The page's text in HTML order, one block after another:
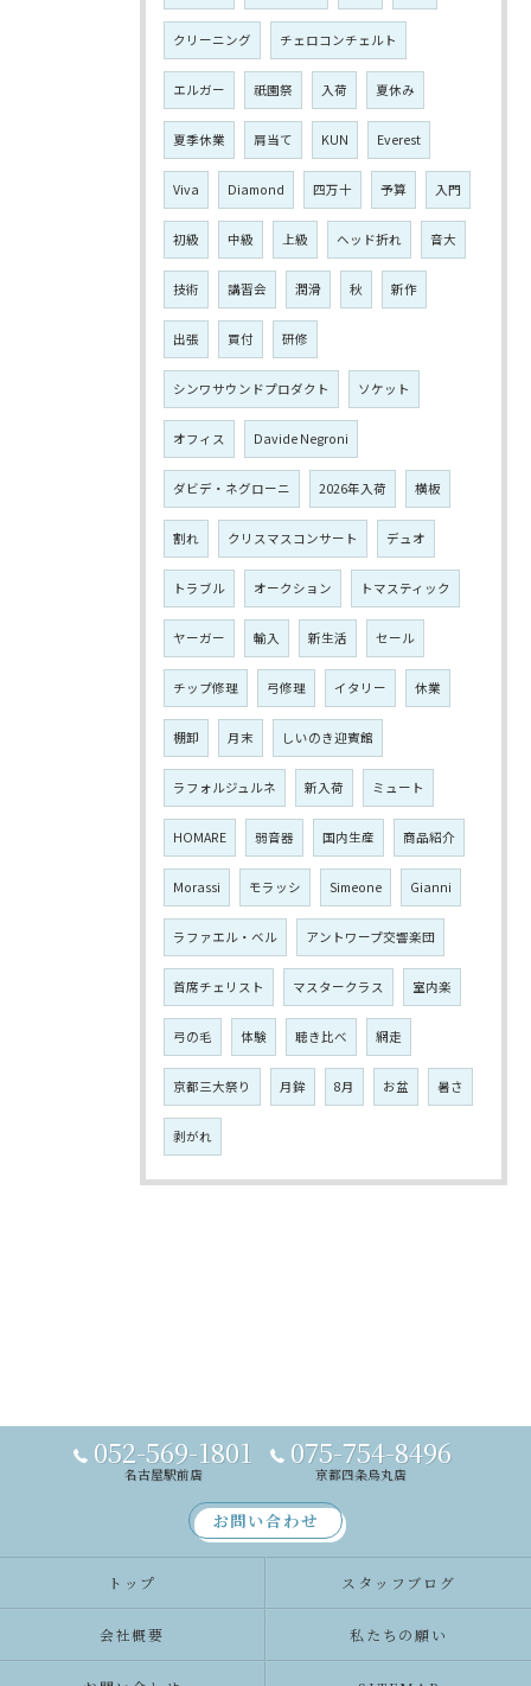
クリーニング チェロコンチェルト
エルガー 祇園祭 入荷 夏休み
夏季休業 肩当て KUN Everest
Viva Diamond 四万十 予算 入門
初級 中級 上級 ヘッド折れ 音大
技術 講習会 潤滑 秋 新作
出張 買付 研修
シンワサウンドプロダクト ソケット
オフィス Davide Negroni
ダビデ・ネグローニ 2026年入荷 横板
割れ クリスマスコンサート デュオ
トラブル オークション トマスティック
ヤーガー 輸入 新生活 セール
チップ修理 弓修理 イタリー 休業
棚卸 月末 しいのき迎賓館
ラフォルジュルネ 新入荷 ミュート
HOMARE 弱音器 国内生産 商品紹介
Morassi モラッシ Simeone Gianni
ラファエル・ベル アントワープ交響楽団
首席チェリスト マスタークラス 室内楽
弓の毛 体験 聴き比べ 網走
京都三大祭り 月鉾 8月 お盆 暑さ
剥がれ
052-569-1801
名古屋駅前店
075-754-8496
京都四条烏丸店
お問い合わせ
トップ スタッフブログ
会社概要 私たちの願い